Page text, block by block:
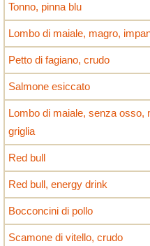
Tonno, pinna blu
Lombo di maiale, magro,
Petto di fagiano, crudo
Salmone esiccato
Lombo di maiale, senza osso,
griglia
Red bull
Red bull, energy drink
Bocconcini di pollo
Scamone di vitello, crudo